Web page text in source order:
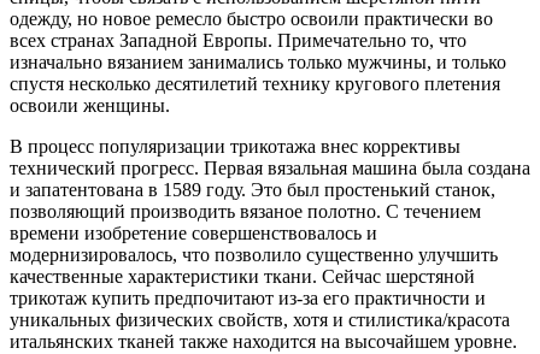
одежду, но новое ремесло быстро освоили практически во
всех странах Западной Европы. Примечательно то, что
изначально вязанием занимались только мужчины, и только
спустя несколько десятилетий технику кругового плетения
освоили женщины.
В процесс популяризации трикотажа внес коррективы
технический прогресс. Первая вязальная машина была создана
и запатентована в 1589 году. Это был простенький станок,
позволяющий производить вязаное полотно. С течением
времени изобретение совершенствовалось и
модернизировалось, что позволило существенно улучшить
качественные характеристики ткани. Сейчас шерстяной
трикотаж купить предпочитают из-за его практичности и
уникальных физических свойств, хотя и стилистика/красота
итальянских тканей также находится на высочайшем уровне.